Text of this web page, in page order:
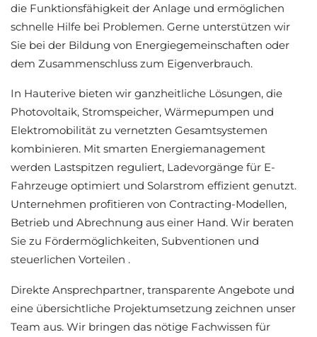
die Funktionsfähigkeit der Anlage und ermöglichen
schnelle Hilfe bei Problemen. Gerne unterstützen wir
Sie bei der Bildung von Energiegemeinschaften oder
dem Zusammenschluss zum Eigenverbrauch.
In Hauterive bieten wir ganzheitliche Lösungen, die
Photovoltaik, Stromspeicher, Wärmepumpen und
Elektromobilität zu vernetzten Gesamtsystemen
kombinieren. Mit smarten Energiemanagement
werden Lastspitzen reguliert, Ladevorgänge für E-
Fahrzeuge optimiert und Solarstrom effizient genutzt.
Unternehmen profitieren von Contracting-Modellen,
Betrieb und Abrechnung aus einer Hand. Wir beraten
Sie zu Fördermöglichkeiten, Subventionen und
steuerlichen Vorteilen .
Direkte Ansprechpartner, transparente Angebote und
eine übersichtliche Projektumsetzung zeichnen unser
Team aus. Wir bringen das nötige Fachwissen für